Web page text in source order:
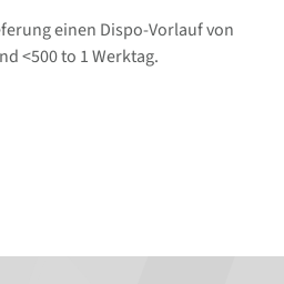
einen Dispo-Vorlauf von
<500 to 1 Werktag.